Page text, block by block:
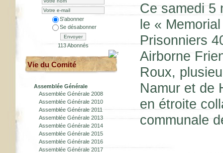
S'abonner
Se désabonner
Envoyer
113 Abonnés
Vie du Comité
Assemblée Générale
Assemblée Générale 2008
Assemblée Générale 2010
Assemblée Générale 2011
Assemblée Générale 2013
Assemblée Générale 2014
Assemblée Générale 2015
Assemblée Générale 2016
Assemblée Générale 2017
Ce samedi 5
le «
Prisonniers
Airborne
Roux,
Namur et de
en étroite
communale